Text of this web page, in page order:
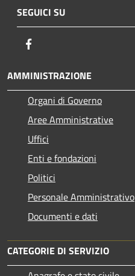
SEGUICI SU
AMMINISTRAZIONE
Organi di Governo
Aree Amministrative
Uffici
Enti e fondazioni
Politici
Personale Amministrativo
Documenti e dati
CATEGORIE DI SERVIZIO